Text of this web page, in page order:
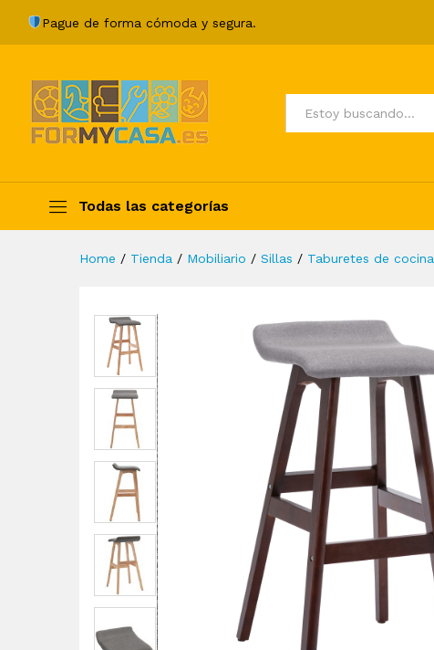
Pague de forma cómoda y segura.
Todos
Todas las categorías
Home / Tienda / Mobiliario / Sillas / Taburetes de cocina
Description Specification